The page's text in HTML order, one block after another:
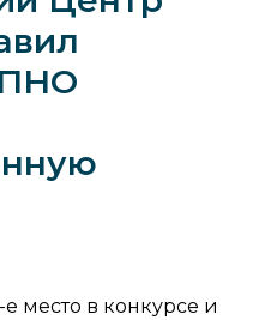
место в конкурсе и